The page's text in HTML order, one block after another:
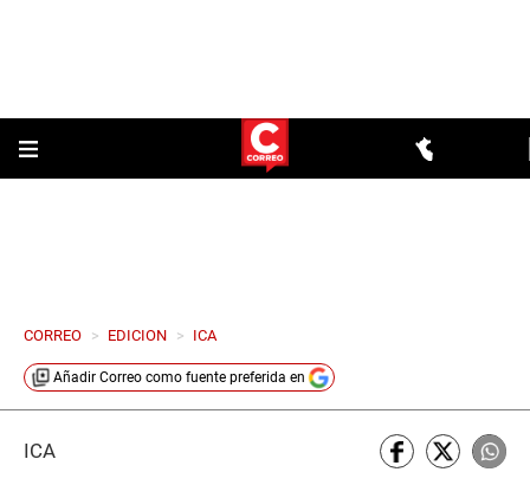
CORREO > EDICION > ICA
Añadir Correo como fuente preferida en
ICA